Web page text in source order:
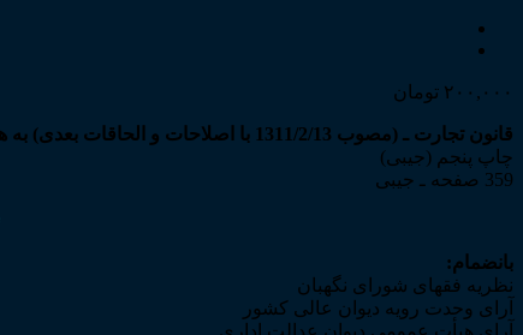
۲۰۰,۰۰۰ تومان
قانون تجارت ـ (مصوب 1311/2/13 با اصلاحات و الحاقات بعدی) به همراه قانون تجارت الکترونیکی
چاپ پنجم (جیبی)
359 صفحه ـ جیبی
بانضمام:
نظریه فقهای شورای نگهبان
آرای وحدت رویه دیوان عالی کشور
آرای هیأت عمومی دیوان عدالت اداری